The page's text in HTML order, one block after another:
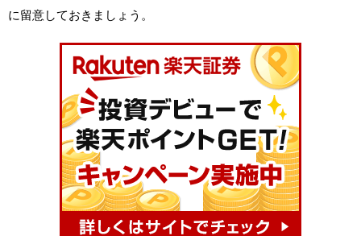
に留意しておきましょう。